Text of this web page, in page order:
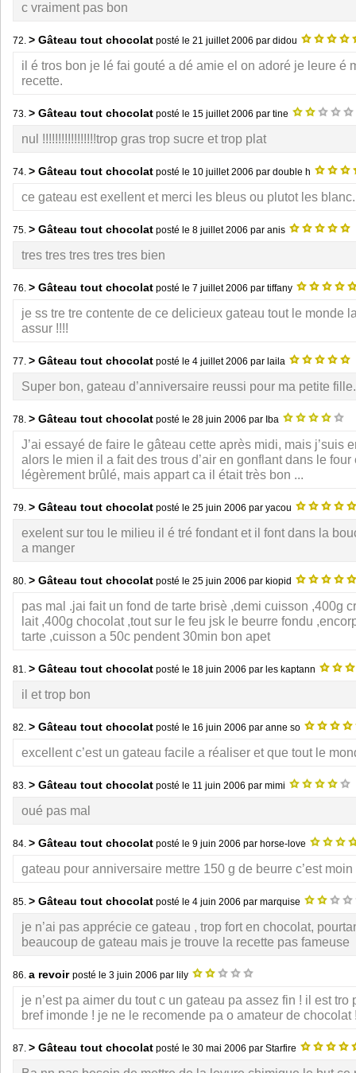
c vraiment pas bon
72. > Gâteau tout chocolat posté le 21 juillet 2006 par didou
il é tros bon je lé fai gouté a dé amie el on adoré je leure é
recette.
73. > Gâteau tout chocolat posté le 15 juillet 2006 par tine
nul !!!!!!!!!!!!!!!!!trop gras trop sucre et trop plat
74. > Gâteau tout chocolat posté le 10 juillet 2006 par double h
ce gateau est exellent et merci les bleus ou plutot les blanc.
75. > Gâteau tout chocolat posté le 8 juillet 2006 par anis
tres tres tres tres tres bien
76. > Gâteau tout chocolat posté le 7 juillet 2006 par tiffany
je ss tre tre contente de ce delicieux gateau tout le monde
assur !!!!
77. > Gâteau tout chocolat posté le 4 juillet 2006 par laila
Super bon, gateau d’anniversaire reussi pour ma petite
78. > Gâteau tout chocolat posté le 28 juin 2006 par Iba
J’ai essayé de faire le gâteau cette après midi, mais j’suis
alors le mien il a fait des trous d’air en gonflant dans le four
légèrement brûlé, mais appart ca il était très bon ...
79. > Gâteau tout chocolat posté le 25 juin 2006 par yacou
exelent sur tou le milieu il é tré fondant et il font dans la
a manger
80. > Gâteau tout chocolat posté le 25 juin 2006 par kiopid
pas mal .jai fait un fond de tarte brisè ,demi cuisson ,400g
lait ,400g chocolat ,tout sur le feu jsk le beurre fondu
tarte ,cuisson a 50c pendent 30min bon apet
81. > Gâteau tout chocolat posté le 18 juin 2006 par les kaptann
il et trop bon
82. > Gâteau tout chocolat posté le 16 juin 2006 par anne so
excellent c’est un gateau facile a réaliser et que tout le
83. > Gâteau tout chocolat posté le 11 juin 2006 par mimi
oué pas mal
84. > Gâteau tout chocolat posté le 9 juin 2006 par horse-love
gateau pour anniversaire mettre 150 g de beurre c’est moin
85. > Gâteau tout chocolat posté le 4 juin 2006 par marquise
je n’ai pas apprécie ce gateau , trop fort en chocolat,
beaucoup de gateau mais je trouve la recette pas fameuse
86. a revoir posté le 3 juin 2006 par lily
je n’est pa aimer du tout c un gateau pa assez fin ! il est tro
bref imonde ! je ne le recomende pa o amateur de chocolat
87. > Gâteau tout chocolat posté le 30 mai 2006 par Starfire